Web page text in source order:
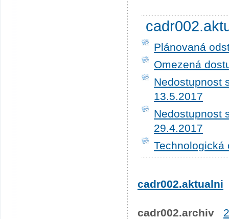
Plánovaná
Omezená
Nedostupnost
13.5.2017
Nedostupnost
29.4.2017
Technologická
cadr002.aktualni
cadr002.archiv